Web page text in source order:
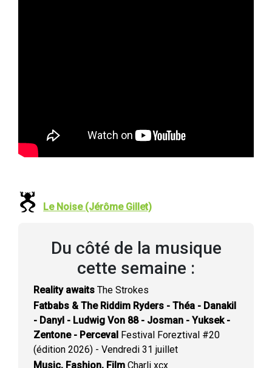
Le Noise (Jérôme Gillet)
Du côté de la musique
cette semaine :
Reality awaits The Strokes
Fatbabs & The Riddim Ryders - Théa - Danakil
- Danyl - Ludwig Von 88 - Josman - Yuksek -
Zentone - Perceval Festival Foreztival #20
(édition 2026) - Vendredi 31 juillet
Music, Fashion, Film Charli xcx